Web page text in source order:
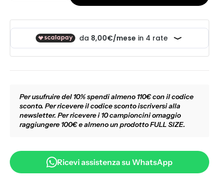
Per usufruire del 10% spendi almeno 110€ con il codice
sconto. Per ricevere il codice sconto iscriversi alla
newsletter. Per ricevere i 10 campioncini omaggio
raggiungere 100€ e almeno un prodotto FULL SIZE.
Ricevi assistenza su WhatsApp